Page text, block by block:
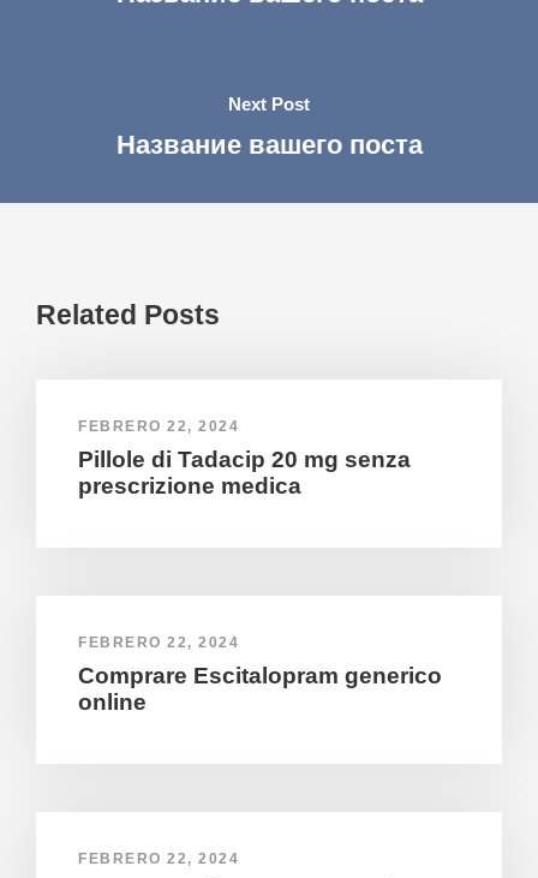
Next Post
Название вашего поста
Related Posts
FEBRERO 22, 2024
Pillole di Tadacip 20 mg senza
prescrizione medica
FEBRERO 22, 2024
Comprare Escitalopram generico
online
FEBRERO 22, 2024